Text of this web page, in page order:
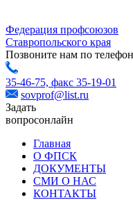
Федерация профсоюзов
Ставропольского края
Позвоните нам по
35-46-75, факс 35-19-01
sovprof@list.ru
Задать
вопросонлайн
Главная
О ФПСК
ДОКУМЕНТЫ
СМИ О НАС
КОНТАКТЫ